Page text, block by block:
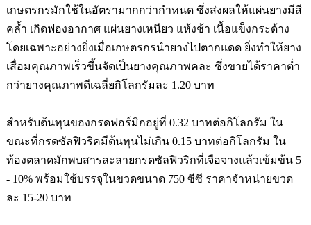
เกษตรกรมักใช้ในอัตรามากกว่ากำหนด ซึ่งส่งผลให้แผ่นยางมีสี
คล้ำ เกิดฟองอากาศ แผ่นยางเหนียว แห้งช้า เนื้อแข็งกระด้าง
โดยเฉพาะอย่างยิ่งเมื่อเกษตรกรนำยางไปตากแดด ยิ่งทำให้ยาง
เสื่อมคุณภาพเร็วขึ้นจัดเป็นยางคุณภาพคละ ซึ่งขายได้ราคาต่ำ
กว่ายางคุณภาพดีเฉลี่ยกิโลกรัมละ 1.20 บาท
สำหรับต้นทุนของกรดฟอร์มิกอยู่ที่ 0.32 บาทต่อกิโลกรัม ใน
ขณะที่กรดซัลฟิวริคมีต้นทุนไม่เกิน0.15 บาทต่อกิโลกรัม ใน
ท้องตลาดมักพบสารละลายกรดซัลฟิวริกที่เจือจางแล้วเข้มข้น5
- 10% พร้อมใช้บรรจุในขวดขนาด 750 ซีซี ราคาจำหน่ายขวด
ละ 15-20 บาท